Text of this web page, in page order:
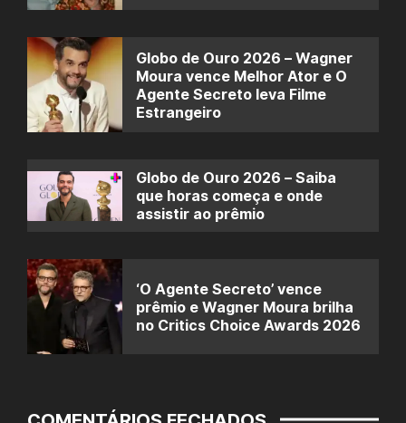
Globo de Ouro 2026 – Wagner
Moura vence Melhor Ator e O
Agente Secreto leva Filme
Estrangeiro
Globo de Ouro 2026 – Saiba
que horas começa e onde
assistir ao prêmio
‘O Agente Secreto’ vence
prêmio e Wagner Moura brilha
no Critics Choice Awards 2026